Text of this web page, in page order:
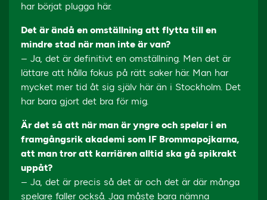
har börjat plugga här.
Det är ändå en omställning att flytta till en
mindre stad när man inte är van?
– Ja, det är definitivt en omställning. Men det är
lättare att hålla fokus på rätt saker här. Man har
mycket mer tid åt sig själv här än i Stockholm. Det
har bara gjort det bra för mig.
Är det så att när man är yngre och spelar i en
framgångsrik akademi som IF Brommapojkarna,
att man tror att karriären alltid ska gå spikrakt
uppåt?
– Ja, det är precis så det är och det är där många
spelare faller också. Jag måste bara nämna